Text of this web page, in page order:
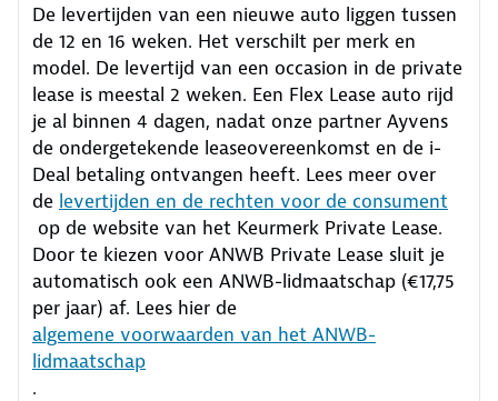
De levertijden van een nieuwe auto liggen tussen
de 12 en 16 weken. Het verschilt per merk en
model. De levertijd van een occasion in de private
lease is meestal 2 weken. Een Flex Lease auto rijd
je al binnen 4 dagen, nadat onze partner Ayvens
de ondergetekende leaseovereenkomst en de i-
Deal betaling ontvangen heeft. Lees meer over
de levertijden en de rechten voor de consument
op de website van het Keurmerk Private Lease.
Door te kiezen voor ANWB Private Lease sluit je
automatisch ook een ANWB-lidmaatschap (€17,75
per jaar) af. Lees hier de
algemene voorwaarden van het ANWB-
lidmaatschap
.